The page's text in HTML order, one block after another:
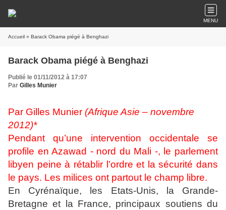
MENU
Accueil » Barack Obama piégé à Benghazi
Barack Obama piégé à Benghazi
Publié le 01/11/2012 à 17:07
Par Gilles Munier
Par Gilles Munier (Afrique Asie – novembre
2012)*
Pendant qu’une intervention occidentale se
profile en Azawad - nord du Mali -, le parlement
libyen peine à rétablir l’ordre et la sécurité dans
le pays. Les milices ont partout le champ libre.
En Cyrénaïque, les Etats-Unis, la Grande-
Bretagne et la France, principaux soutiens du